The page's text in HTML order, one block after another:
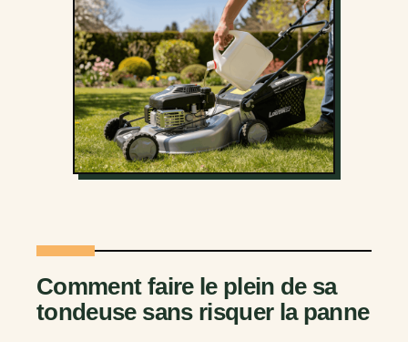
Comment faire le plein de sa
tondeuse sans risquer la panne